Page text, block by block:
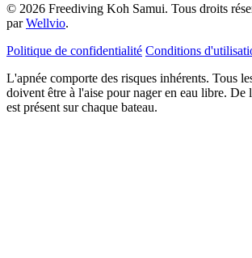
© 2026 Freediving Koh Samui. Tous droits
parWellvio.
Politique de confidentialité Conditions
L'apnée comporte des risques inhérents. Tous
doivent être à l'aise pour nager en eau libre. De
est présent sur chaque bateau.